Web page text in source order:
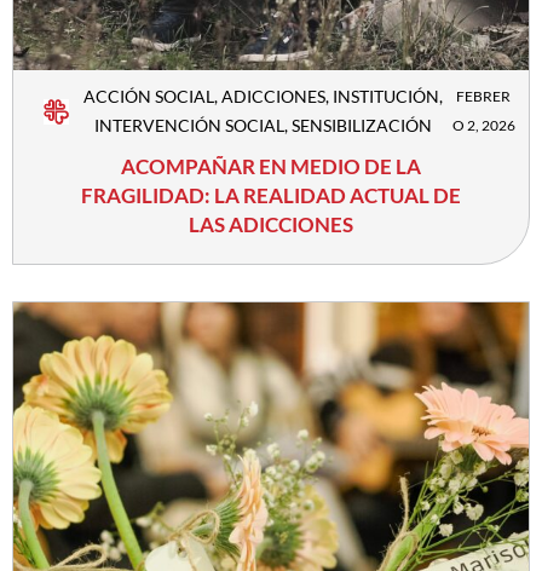
ACCIÓN SOCIAL,ADICCIONES, INSTITUCIÓN,
INTERVENCIÓN SOCIAL,SENSIBILIZACIÓN
FEBRER
O 2, 2026
ACOMPAÑAR EN MEDIO DE LA
FRAGILIDAD: LA REALIDAD ACTUAL DE
LAS ADICCIONES